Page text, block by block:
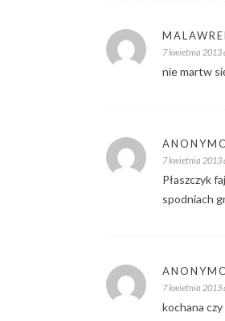
7 kwietnia 2013
nie martw
7 kwietnia 2013
Płaszczyk
spodniach
7 kwietnia 2013
kochana